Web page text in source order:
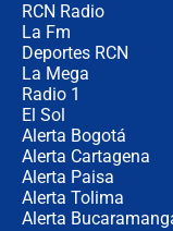
RCN Radio
La Fm
Deportes RCN
La Mega
Radio 1
El Sol
Alerta Bogotá
Alerta Cartagena
Alerta Paisa
Alerta Tolima
Alerta